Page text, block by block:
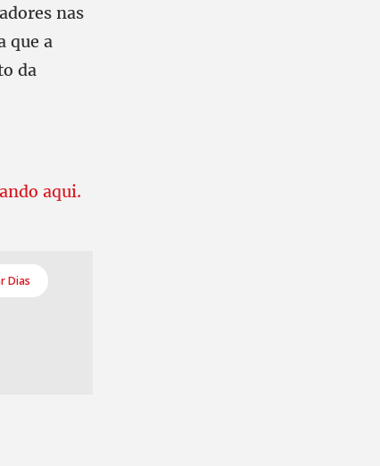
nas
que a
da
aqui.
Dias